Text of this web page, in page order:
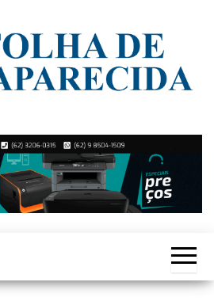
Folha de
Aparecida
Notícias
de
Aparecida
de
Goiânia